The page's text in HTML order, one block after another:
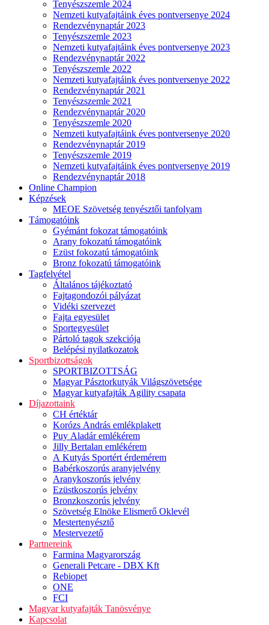
Tenyészszemle 2024
Nemzeti kutyafajtáink éves pontversenye 2024
Rendezvénynaptár 2023
Tenyészszemle 2023
Nemzeti kutyafajtáink éves pontversenye 2023
Rendezvénynaptár 2022
Tenyészszemle 2022
Nemzeti kutyafajtáink éves pontversenye 2022
Rendezvénynaptár 2021
Tenyészszemle 2021
Rendezvénynaptár 2020
Tenyészszemle 2020
Nemzeti kutyafajtáink éves pontversenye 2020
Rendezvénynaptár 2019
Tenyészszemle 2019
Nemzeti kutyafajtáink éves pontversenye 2019
Rendezvénynaptár 2018
Online Champion
Képzések
MEOE Szövetség tenyésztői tanfolyam
Támogatóink
Gyémánt fokozat támogatóink
Arany fokozatú támogatóink
Ezüst fokozatú támogatóink
Bronz fokozatú támogatóink
Tagfelvétel
Általános tájékoztató
Fajtagondozói pályázat
Vidéki szervezet
Fajta egyesület
Sportegyesület
Pártoló tagok szekciója
Belépési nyilatkozatok
Sportbizottságok
SPORTBIZOTTSÁG
Magyar Pásztorkutyák Világszövetsége
Magyar kutyafajták Agility csapata
Díjazottaink
CH értéktár
Korózs András emlékplakett
Puy Aladár emlékérem
Jilly Bertalan emlékérem
A Kutyás Sportért érdemérem
Babérkoszorús aranyjelvény
Aranykoszorús jelvény
Ezüstkoszorús jelvény
Bronzkoszorús jelvény
Szövetség Elnöke Elismerő Oklevél
Mestertenyésztő
Mestervezető
Partnereink
Farmina Magyarország
Generali Petcare - DBX Kft
Rebiopet
ONE
FCI
Magyar kutyafajták Tanösvénye
Kapcsolat